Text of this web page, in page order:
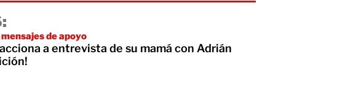
de apoyo
a entrevista de su mamá con Adrián